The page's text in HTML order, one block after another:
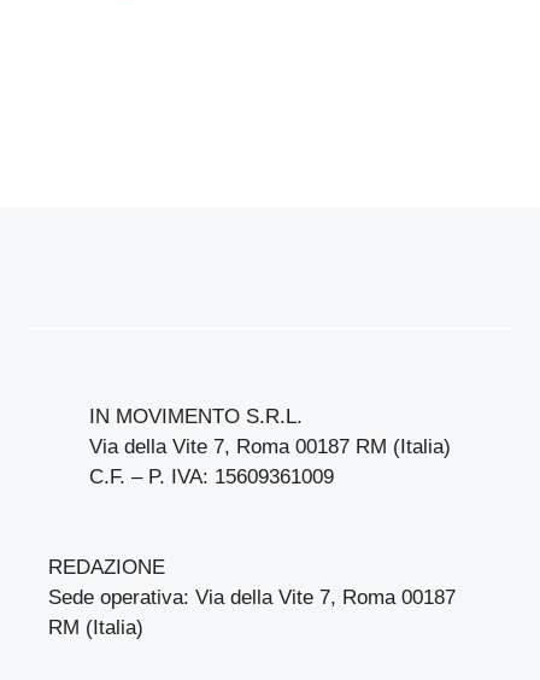
IN MOVIMENTO S.R.L.
Via della Vite 7, Roma 00187 RM (Italia)
C.F. – P. IVA: 15609361009
REDAZIONE
Sede operativa: Via della Vite 7, Roma 00187
RM (Italia)